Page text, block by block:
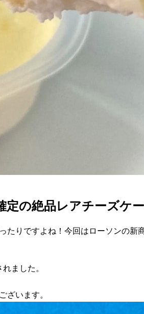
定の絶品レアチーズケ
りですよね！今回はローソンの新
ました。
ざいます。